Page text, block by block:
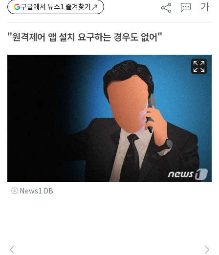
구글에서 뉴스1 즐겨찾기 가
"원격제어 앱 설치 요구하는 경우도 없어"
ⓒ News1 DB